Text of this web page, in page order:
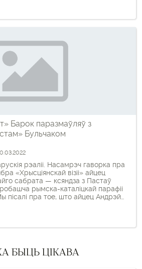
неизвестными. Ксендз объяснил,
стало размещенный на
[…]
Барок паразмаўляў з
Бульчаком
рэаліі. Насамрэч гаворка пра
«Хрысціянскай візіі» айцец
сабрата — ксяндза з Пастаў
рымска-каталіцкай парафіі
пісалі пра тое, што айцец Андрэй
паведамляе, што зачэпкай для
БЫЦЬ ЦІКАВА